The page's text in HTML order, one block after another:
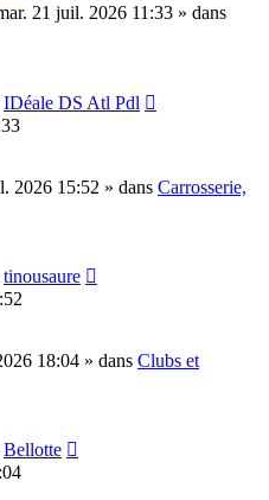
21 juil. 2026 11:33 » dans
IDéale DS Atl Pdl
2026 15:52 » dans Carrosserie,
tinousaure
18:04 » dans Clubs et
Bellotte